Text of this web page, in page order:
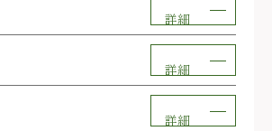
詳細
詳細
詳細